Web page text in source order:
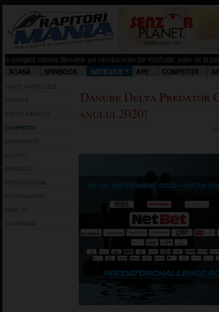
filmulete pe canalul meu de YouTube, sper sa iti placa. Click
ACASĂ
SPINBOOK ARTICOLE APE COMPETIŢII
COMPETIȚII
Danube Delta Predator
anului 2020!